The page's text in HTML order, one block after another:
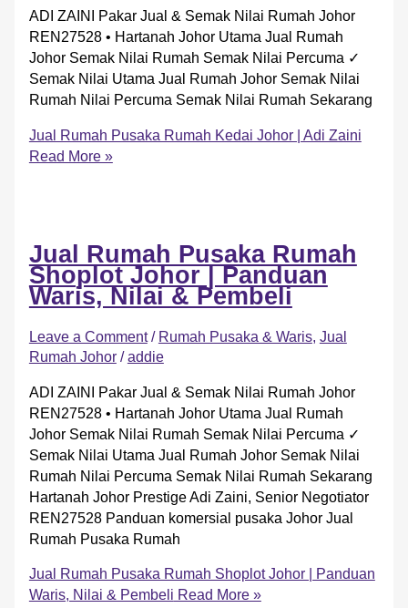
ADI ZAINI Pakar Jual & Semak Nilai Rumah Johor
REN27528 • Hartanah Johor Utama Jual Rumah
Johor Semak Nilai Rumah Semak Nilai Percuma ✓
Semak Nilai Utama Jual Rumah Johor Semak Nilai
Rumah Nilai Percuma Semak Nilai Rumah Sekarang
Jual Rumah Pusaka Rumah Kedai Johor | Adi Zaini
Read More »
Jual Rumah Pusaka Rumah
Shoplot Johor | Panduan
Waris, Nilai & Pembeli
Leave a Comment / Rumah Pusaka & Waris, Jual
Rumah Johor/addie
ADI ZAINI Pakar Jual & Semak Nilai Rumah Johor
REN27528 • Hartanah Johor Utama Jual Rumah
Johor Semak Nilai Rumah Semak Nilai Percuma ✓
Semak Nilai Utama Jual Rumah Johor Semak Nilai
Rumah Nilai Percuma Semak Nilai Rumah Sekarang
Hartanah Johor Prestige Adi Zaini, Senior Negotiator
REN27528 Panduan komersial pusaka Johor Jual
Rumah Pusaka Rumah
Jual Rumah Pusaka Rumah Shoplot Johor | Panduan
Waris, Nilai & Pembeli Read More »